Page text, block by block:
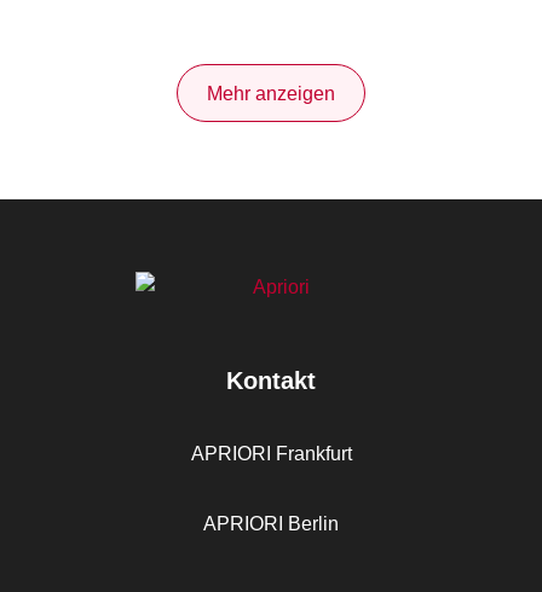
Mehr anzeigen
Kontakt
APRIORI Frankfurt
APRIORI Berlin